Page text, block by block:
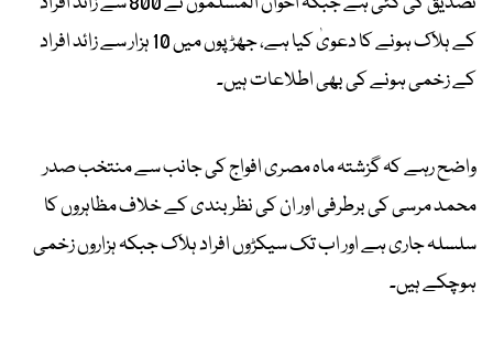
کے ہلاک ہونے کا دعویٰ کیا ہے، جھڑپوں میں 10 ہزار سے زائد افراد
کے زخمی ہونے کی بھی اطلاعات ہیں۔
واضح رہے کہ گزشتہ ماہ مصری افواج کی جانب سے منتخب صدر
محمد مرسی کی برطرفی اور ان کی نظربندی کے خلاف مظاہروں کا
سلسلہ جاری ہے اور اب تک سیکڑوں افراد ہلاک جبکہ ہزاروں زخمی
ہوچکے ہیں۔